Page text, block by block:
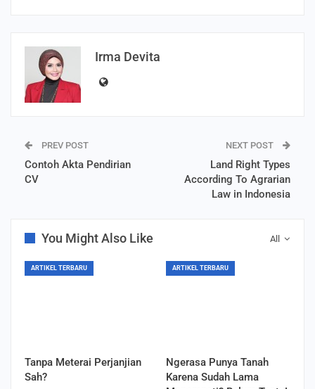
Irma Devita
PREV POST
Contoh Akta Pendirian
CV
NEXT POST
Land Right Types
According To Agrarian
Law in Indonesia
All
You Might Also Like
ARTIKEL TERBARU
Tanpa Meterai Perjanjian
Sah?
ARTIKEL TERBARU
Ngerasa Punya Tanah
Karena Sudah Lama